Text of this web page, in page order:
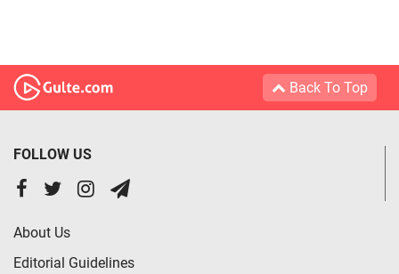
Back To Top
FOLLOW US
About Us
Editorial Guidelines